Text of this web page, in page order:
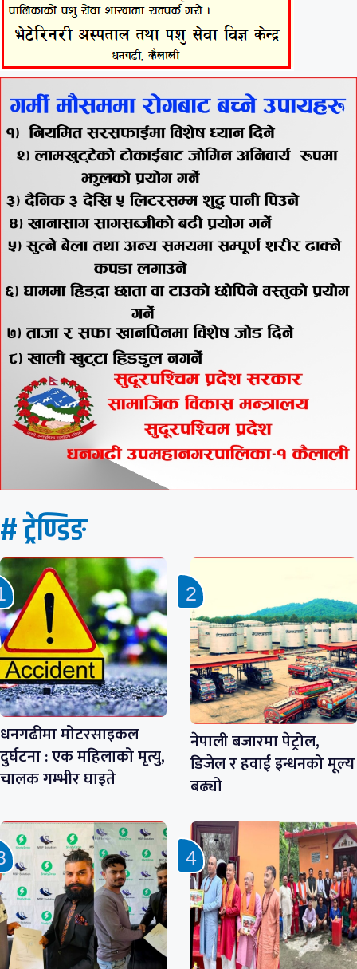
# ट्रेण्डिङ
धनगढीमा मोटरसाइकल
दुर्घटना : एक महिलाको मृत्यु,
चालक गम्भीर घाइते
नेपाली बजारमा पेट्रोल,
डिजेल र हवाई इन्धनको मूल्य
बढ्यो